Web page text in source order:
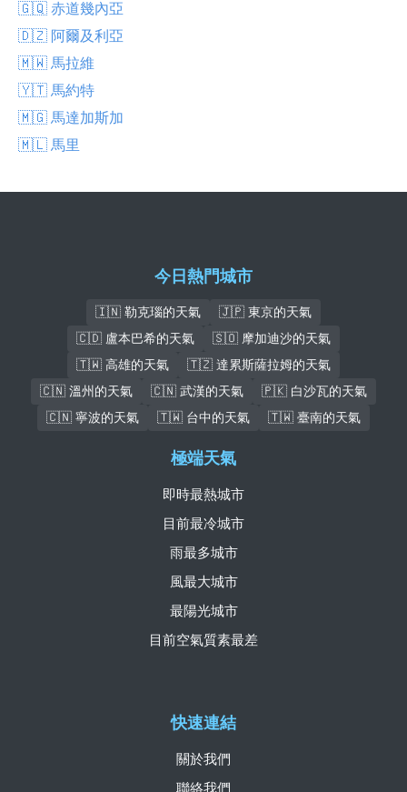
🇬🇶 赤道幾內亞
🇩🇿 阿爾及利亞
🇲🇼 馬拉維
🇾🇹 馬約特
🇲🇬 馬達加斯加
🇲🇱 馬里
今日熱門城市
🇮🇳 勒克瑙的天氣
🇯🇵 東京的天氣
🇨🇩 盧本巴希的天氣
🇸🇴 摩加迪沙的天氣
🇹🇼 高雄的天氣
🇹🇿 達累斯薩拉姆的天氣
🇨🇳 溫州的天氣
🇨🇳 武漢的天氣
🇵🇰 白沙瓦的天氣
🇨🇳 寧波的天氣
🇹🇼 台中的天氣 🇹🇼 臺南的天氣
快速連結
關於我們
聯絡我們
極端天氣
即時最熱城市
目前最冷城市
雨最多城市
風最大城市
最陽光城市
目前空氣質素最差